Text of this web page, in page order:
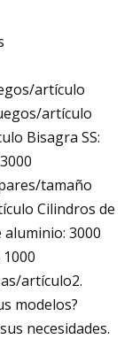
artículo
artículo
Bisagra SS:
tamaño
Cilindros de
3000
artículo2.
modelos?
necesidades.